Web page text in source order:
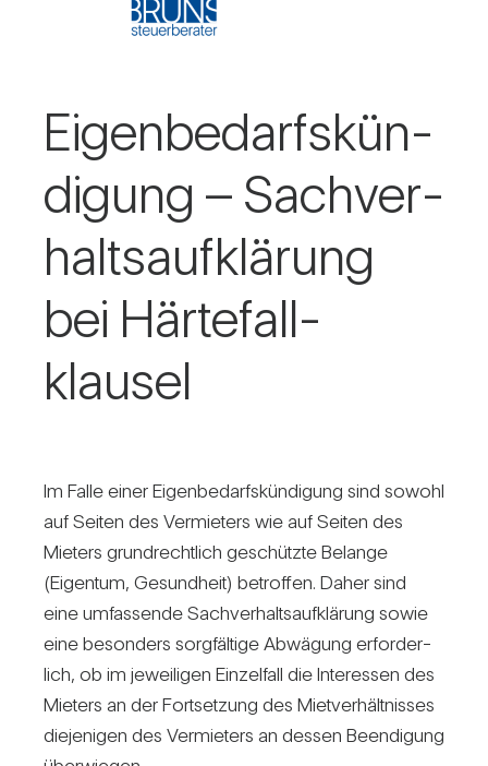
Eigen­be­darfs­kün­
di­gung – Sach­ver­
halts­auf­klä­rung
bei Här­te­fall­
klausel
Im Falle einer Eigen­be­darfs­kün­di­gung sind sowohl
auf Seiten des Ver­mie­ters wie auf Seiten des
Mie­ters grund­recht­lich geschützte Belange
(Eigentum, Gesund­heit) betroffen. Daher sind
eine umfas­sende Sach­ver­halts­auf­klä­rung sowie
eine beson­ders sorg­fäl­tige Abwä­gung erfor­der­
lich, ob im jewei­ligen Ein­zel­fall die Inter­essen des
Mie­ters an der Fort­set­zung des Miet­ver­hält­nisses
die­je­nigen des Ver­mie­ters an dessen Been­di­gung